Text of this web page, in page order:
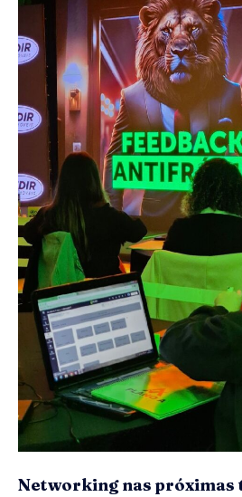
Networking nas próximas